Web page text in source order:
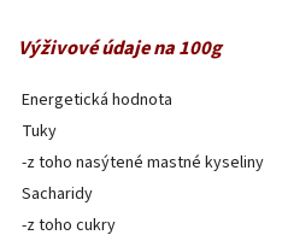
Výživové údaje na 100g
Energetická hodnota
Tuky
-z toho nasýtené mastné kyseliny
Sacharidy
-z toho cukry